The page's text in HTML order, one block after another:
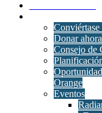
Donar ahora
Consejo de
Orange
Eventos